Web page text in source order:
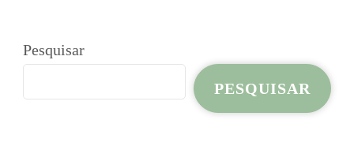
Pesquisar
PESQUISAR